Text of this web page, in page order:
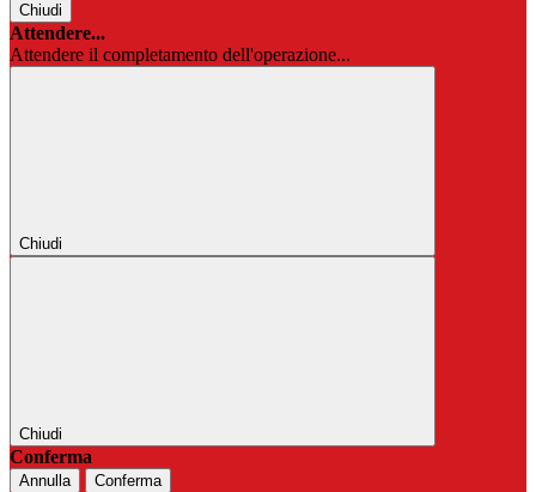
Chiudi
Attendere...
Attendere il completamento dell'operazione...
Chiudi
Chiudi
Conferma
Annulla Conferma